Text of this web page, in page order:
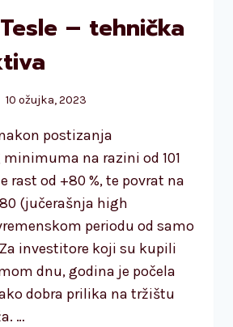
– tehnička
10 ožujka, 2023
postizanja
na razini od 101
rast od +80 %, te povrat na
(jučerašnja high
periodu od samo
investitore koji su kupili
dnu, godina je počela
dobra prilika na tržištu
…